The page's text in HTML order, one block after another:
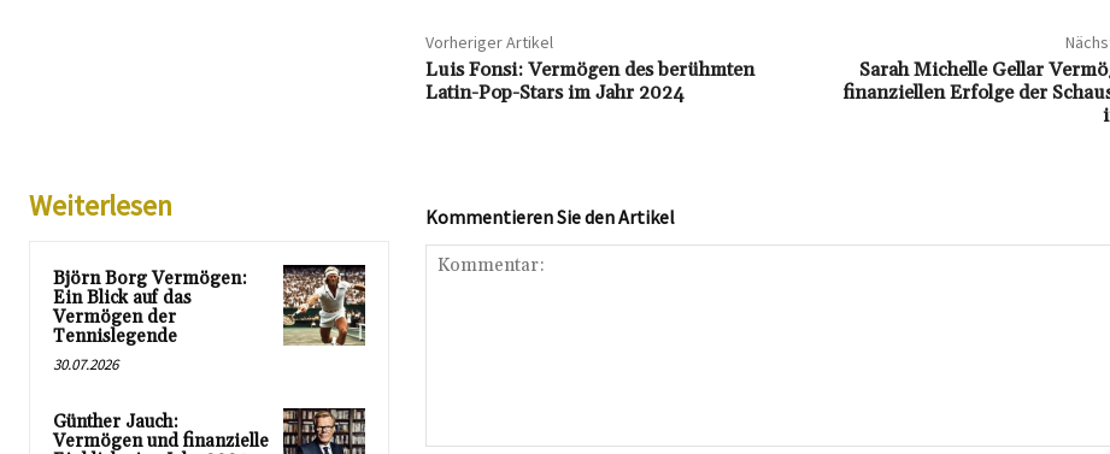
Vorheriger Artikel
Luis Fonsi: Vermögen des berühmten
Latin-Pop-Stars im Jahr 2024
Sarah Michelle Gellar
finanziellen Erfolge der
Weiterlesen
Björn Borg Vermögen:
Ein Blick auf das
Vermögen der
Tennislegende
30.07.2026
Günther Jauch:
Vermögen und finanzielle
Kommentieren Sie den Artikel